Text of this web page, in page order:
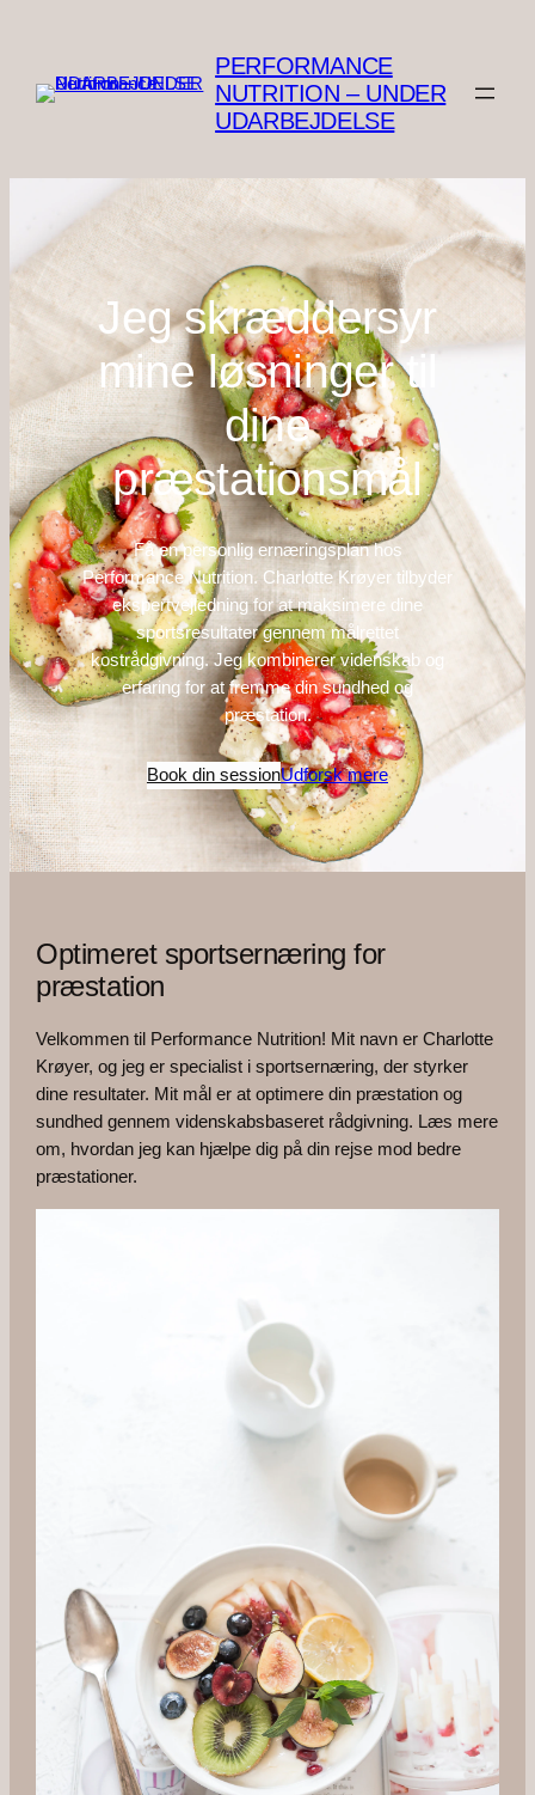
indhold
PERFORMANCE
NUTRITION – UNDER
UDARBEJDELSE
Jeg skræddersyr
mine løsninger til
dine
præstationsmål
Få en personlig ernæringsplan hos
Performance Nutrition. Charlotte Krøyer tilbyder
ekspertvejledning for at maksimere dine
sportsresultater gennem målrettet
kostrådgivning. Jeg kombinerer videnskab og
erfaring for at fremme din sundhed og
præstation.
Book din sessionUdforsk mere
Optimeret sportsernæring for
præstation
Velkommen til Performance Nutrition! Mit navn er Charlotte
Krøyer, og jeg er specialist i sportsernæring, der styrker
dine resultater. Mit mål er at optimere din præstation og
sundhed gennem videnskabsbaseret rådgivning. Læs mere
om, hvordan jeg kan hjælpe dig på din rejse mod bedre
præstationer.